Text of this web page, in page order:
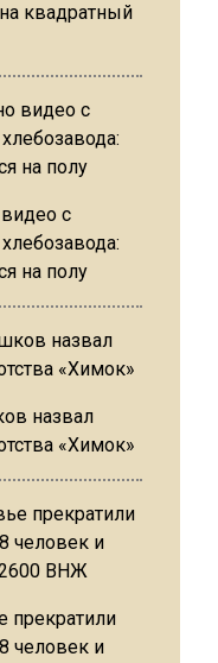
квадратный
с
на полу
назвал
«Химок»
прекратили
человек и